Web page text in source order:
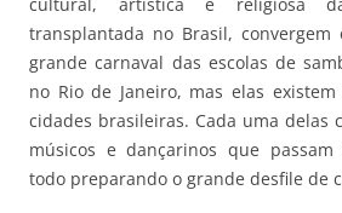
transplantada no Brasil, convergem
grande carnaval das escolas de
no Rio de Janeiro, mas elas
cidades brasileiras. Cada uma delas
músicos e dançarinos que
todo preparando o grande desfile de